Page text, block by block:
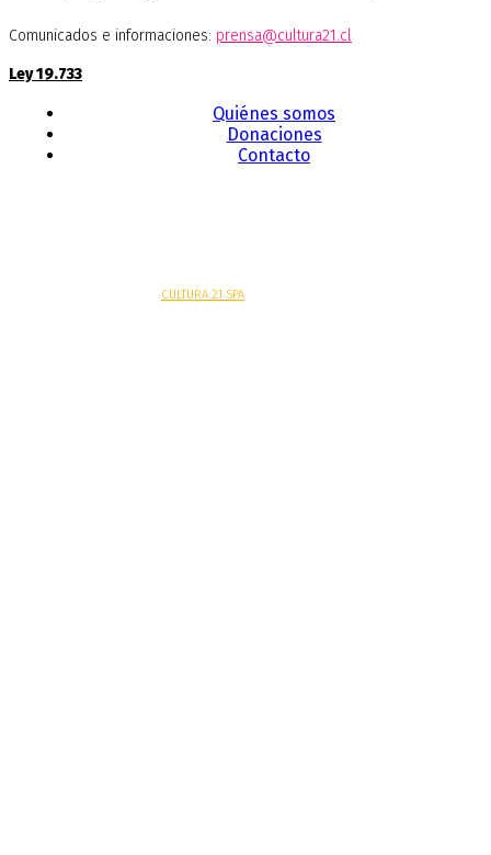
Comunicados e informaciones: prensa@cultura21.cl
Ley 19.733
Quiénes somos
Donaciones
Contacto
CULTURA 21 SPA